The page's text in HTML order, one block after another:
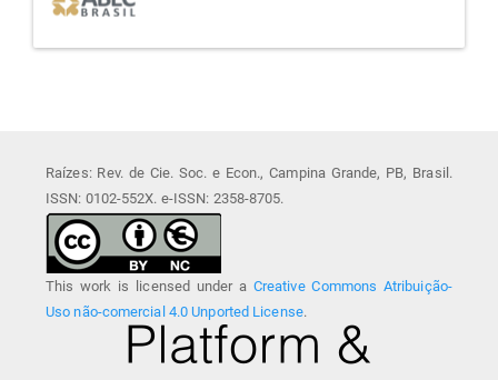
Raízes: Rev. de Cie. Soc. e Econ., Campina Grande, PB, Brasil.
ISSN: 0102-552X. e-ISSN: 2358-8705.
This work is licensed under a Creative Commons Atribuição-
Uso não-comercial 4.0 Unported License.